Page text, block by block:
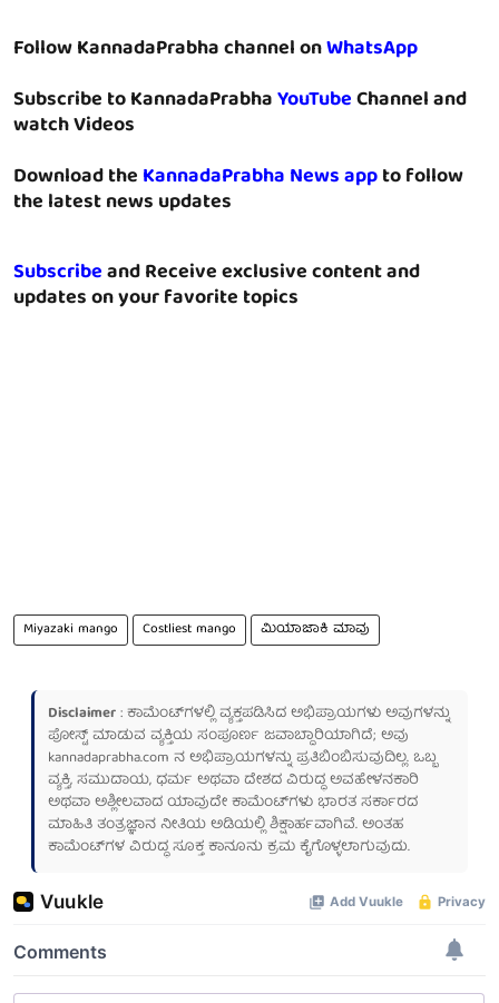
Follow KannadaPrabha channel onWhatsApp
Subscribe to KannadaPrabhaYouTubeChannel and
watch Videos
Download theKannadaPrabha News appto follow
the latest news updates
Subscribeand Receive exclusive content and
updates on your favorite topics
Miyazaki mango Costliest mango ಮಿಯಾಜಾಕಿ ಮಾವು
Disclaimer: ಕಾಮೆಂಟ್‌ಗಳಲ್ಲಿ ವ್ಯಕ್ತಪಡಿಸಿದ ಅಭಿಪ್ರಾಯಗಳು ಅವುಗಳನ್ನು
ಪೋಸ್ಟ್ ಮಾಡುವ ವ್ಯಕ್ತಿಯ ಸಂಪೂರ್ಣ ಜವಾಬ್ದಾರಿಯಾಗಿದೆ; ಅವು
kannadaprabha.com ನ ಅಭಿಪ್ರಾಯಗಳನ್ನು ಪ್ರತಿಬಿಂಬಿಸುವುದಿಲ್ಲ. ಒಬ್ಬ
ವ್ಯಕ್ತಿ, ಸಮುದಾಯ, ಧರ್ಮ ಅಥವಾ ದೇಶದ ವಿರುದ್ಧ ಅವಹೇಳನಕಾರಿ
ಅಥವಾ ಅಶ್ಲೀಲವಾದ ಯಾವುದೇ ಕಾಮೆಂಟ್‌ಗಳು ಭಾರತ ಸರ್ಕಾರದ
ಮಾಹಿತಿ ತಂತ್ರಜ್ಞಾನ ನೀತಿಯ ಅಡಿಯಲ್ಲಿ ಶಿಕ್ಷಾರ್ಹವಾಗಿವೆ. ಅಂತಹ
ಕಾಮೆಂಟ್‌ಗಳ ವಿರುದ್ಧ ಸೂಕ್ತ ಕಾನೂನು ಕ್ರಮ ಕೈಗೊಳ್ಳಲಾಗುವುದು.